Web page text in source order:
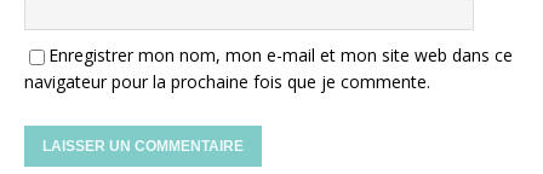
Enregistrer mon nom, mon e-mail et mon site web dans ce
navigateur pour la prochaine fois que je commente.